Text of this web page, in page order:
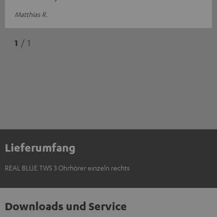
Matthias R.
1 / 1
Lieferumfang
REAL BLUE TWS 3 Ohrhörer einzeln rechts
Downloads und Service